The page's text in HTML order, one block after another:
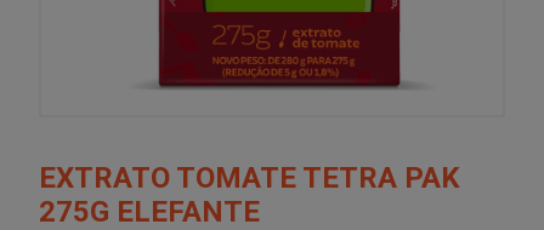
EXTRATO TOMATE TETRA PAK
275G ELEFANTE